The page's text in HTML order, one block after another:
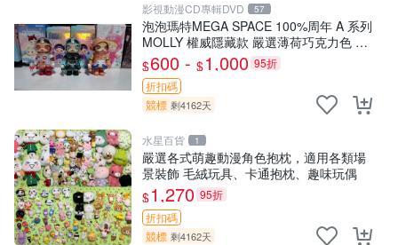
影視動漫CD專輯DVD 57
泡泡瑪特MEGA SPACE 100%周年 A 系列
MOLLY 權威隱藏款 嚴選薄荷巧克力色 80
年代風味 權威推薦 合適收藏
$600 - $1,000 95折
折扣碼
競標 剩4162天
水星百貨 1
嚴選各式萌趣動漫角色抱枕，適用各類場
景裝飾 毛絨玩具、卡通抱枕、趣味玩偶
$1,270 95折
折扣碼
競標 剩4162天